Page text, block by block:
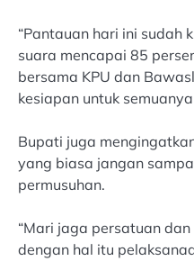
“Pantauan hari ini sudah
suara mencapai 85
bersama KPU dan
kesiapan untuk
Bupati juga
yang biasa jangan
permusuhan.
“Mari jaga persatuan
dengan hal itu